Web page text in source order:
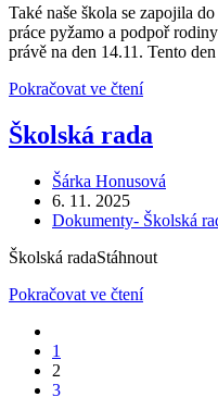
Také naše škola se zapojila
práce pyžamo a podpoř
právě na den 14.11. Tento
Pokračovat ve čteníDen
Školská rada
Autor
příspěvku
Šárka Honusová
Příspěvek
byl
6. 11. 2025
Rubriky
Dokumenty- Školská
Školská radaStáhnout
Pokračovat ve čteníŠkolská
na
předchozí
stránku
1
2
3